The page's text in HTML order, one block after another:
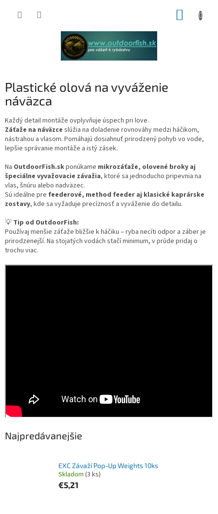
Plastické olová na vyváženie
náväzca
Každý detail montáže ovplyvňuje úspech pri love.
Záťaže na náväzce slúžia na doladenie rovnováhy medzi háčikom,
nástrahou a vlasom. Pomáhajú dosiahnuť prirodzený pohyb vo vode,
lepšie správanie montáže a istý zásek.
Na OutdoorFish.skponúkame mikrozáťaže, olovené broky aj
špeciálne vyvažovacie závažia, ktoré sa jednoducho pripevnia na
vlas, šnúru alebo nadväzec.
Sú ideálne pre feederové, method feeder aj klasické kaprárske
zostavy, kde sa vyžaduje precíznosť a vyváženie do detailu.
💡 Tip od OutdoorFish:
Používaj menšie záťaže bližšie k háčiku – ryba necíti odpor a záber je
prirodzenejší. Na stojatých vodách stačí minimum, v prúde pridaj o
trochu viac.
Najpredávanejšie
EXC Závaží Pop-Up Weights 10ks
Skladom (3 ks)
€5,21